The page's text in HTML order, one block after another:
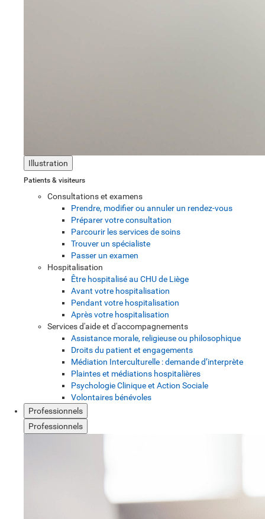
Illustration
Patients & visiteurs
Consultations et examens
Prendre, modifier ou annuler un rendez-vous
Préparer votre consultation
Parcourir les services de soins
Trouver un spécialiste
Passer un examen
Hospitalisation
Être hospitalisé au CHU de Liège
Avant votre hospitalisation
Pendant votre hospitalisation
Après votre hospitalisation
Services d'aide et d'accompagnements
Assistance morale, religieuse ou philosophique
Droits du patient et engagements
Médiation Interculturelle : demande d’interprète
Plaintes et médiations hospitalières
Psychologie Clinique et Action Sociale
Volontaires bénévoles
Professionnels
Professionnels